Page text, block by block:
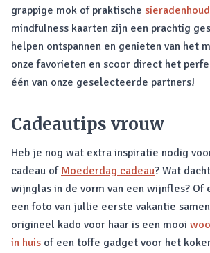
grappige mok of praktische
mindfulness kaarten zijn een prachtig
helpen ontspannen en genieten van het
onze favorieten en scoor direct het
één van onze geselecteerde partners!
Cadeautips vrouw
Heb je nog wat extra inspiratie nodig
cadeau of Moederdag cadeau? Wat
wijnglas in de vorm van een wijnfles?
een foto van jullie eerste vakantie
origineel kado voor haar is een mooi
in huis of een toffe gadget voor het